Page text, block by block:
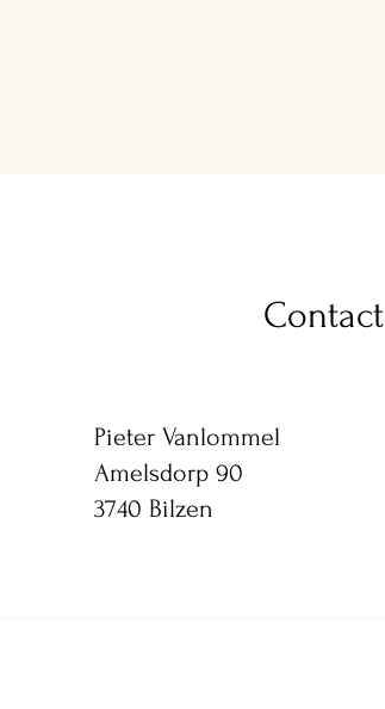
Contact
Pieter Vanlommel
Amelsdorp 90
3740 Bilzen